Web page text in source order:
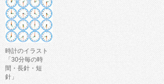
時計のイラスト
「30分毎の時
間・長針・短
針」